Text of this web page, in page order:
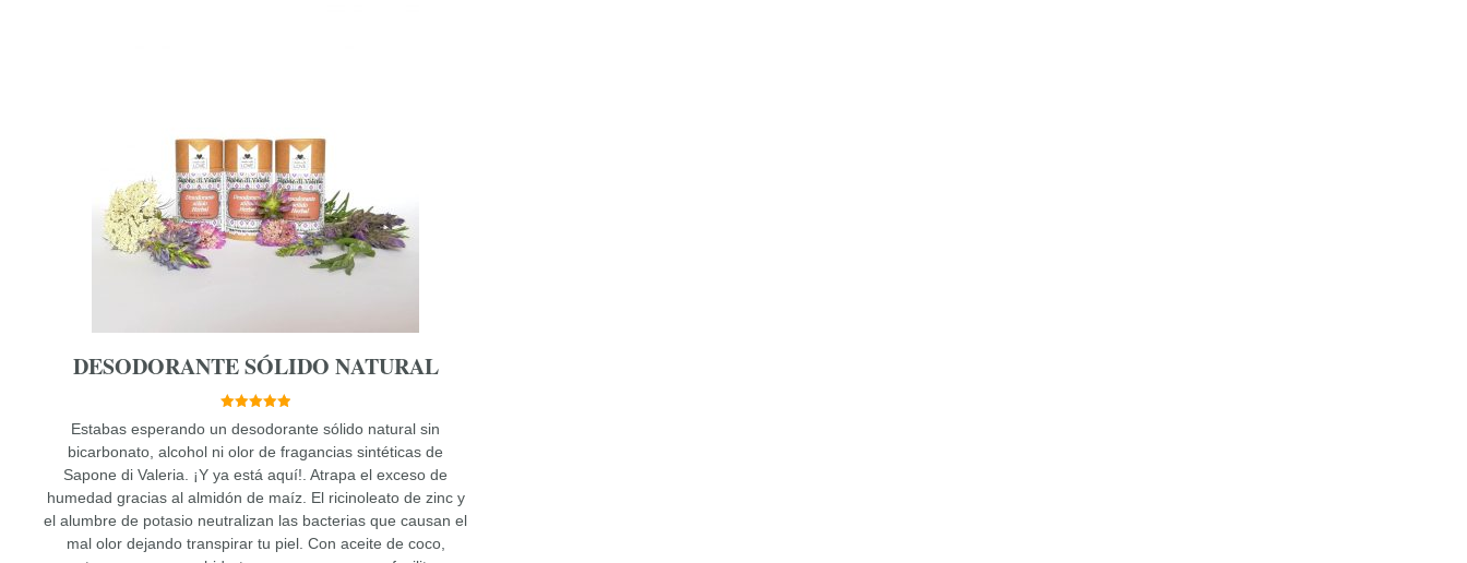
DESODORANTE SÓLIDO NATURAL
de 5
Estabas esperando un desodorante sólido natural sin
bicarbonato, alcohol ni olor de fragancias sintéticas de
Sapone di Valeria. ¡Y ya está aquí!. Atrapa el exceso de
humedad gracias al almidón de maíz. El ricinoleato de zinc y
el alumbre de potasio neutralizan las bacterias que causan el
mal olor dejando transpirar tu piel. Con aceite de coco,